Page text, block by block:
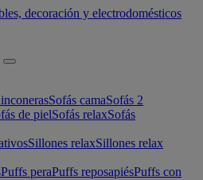
Sofás camaSofás 2
de pielSofás relaxSofás
Sillones relaxSillones relax
Puffs peraPuffs reposapiésPuffs con